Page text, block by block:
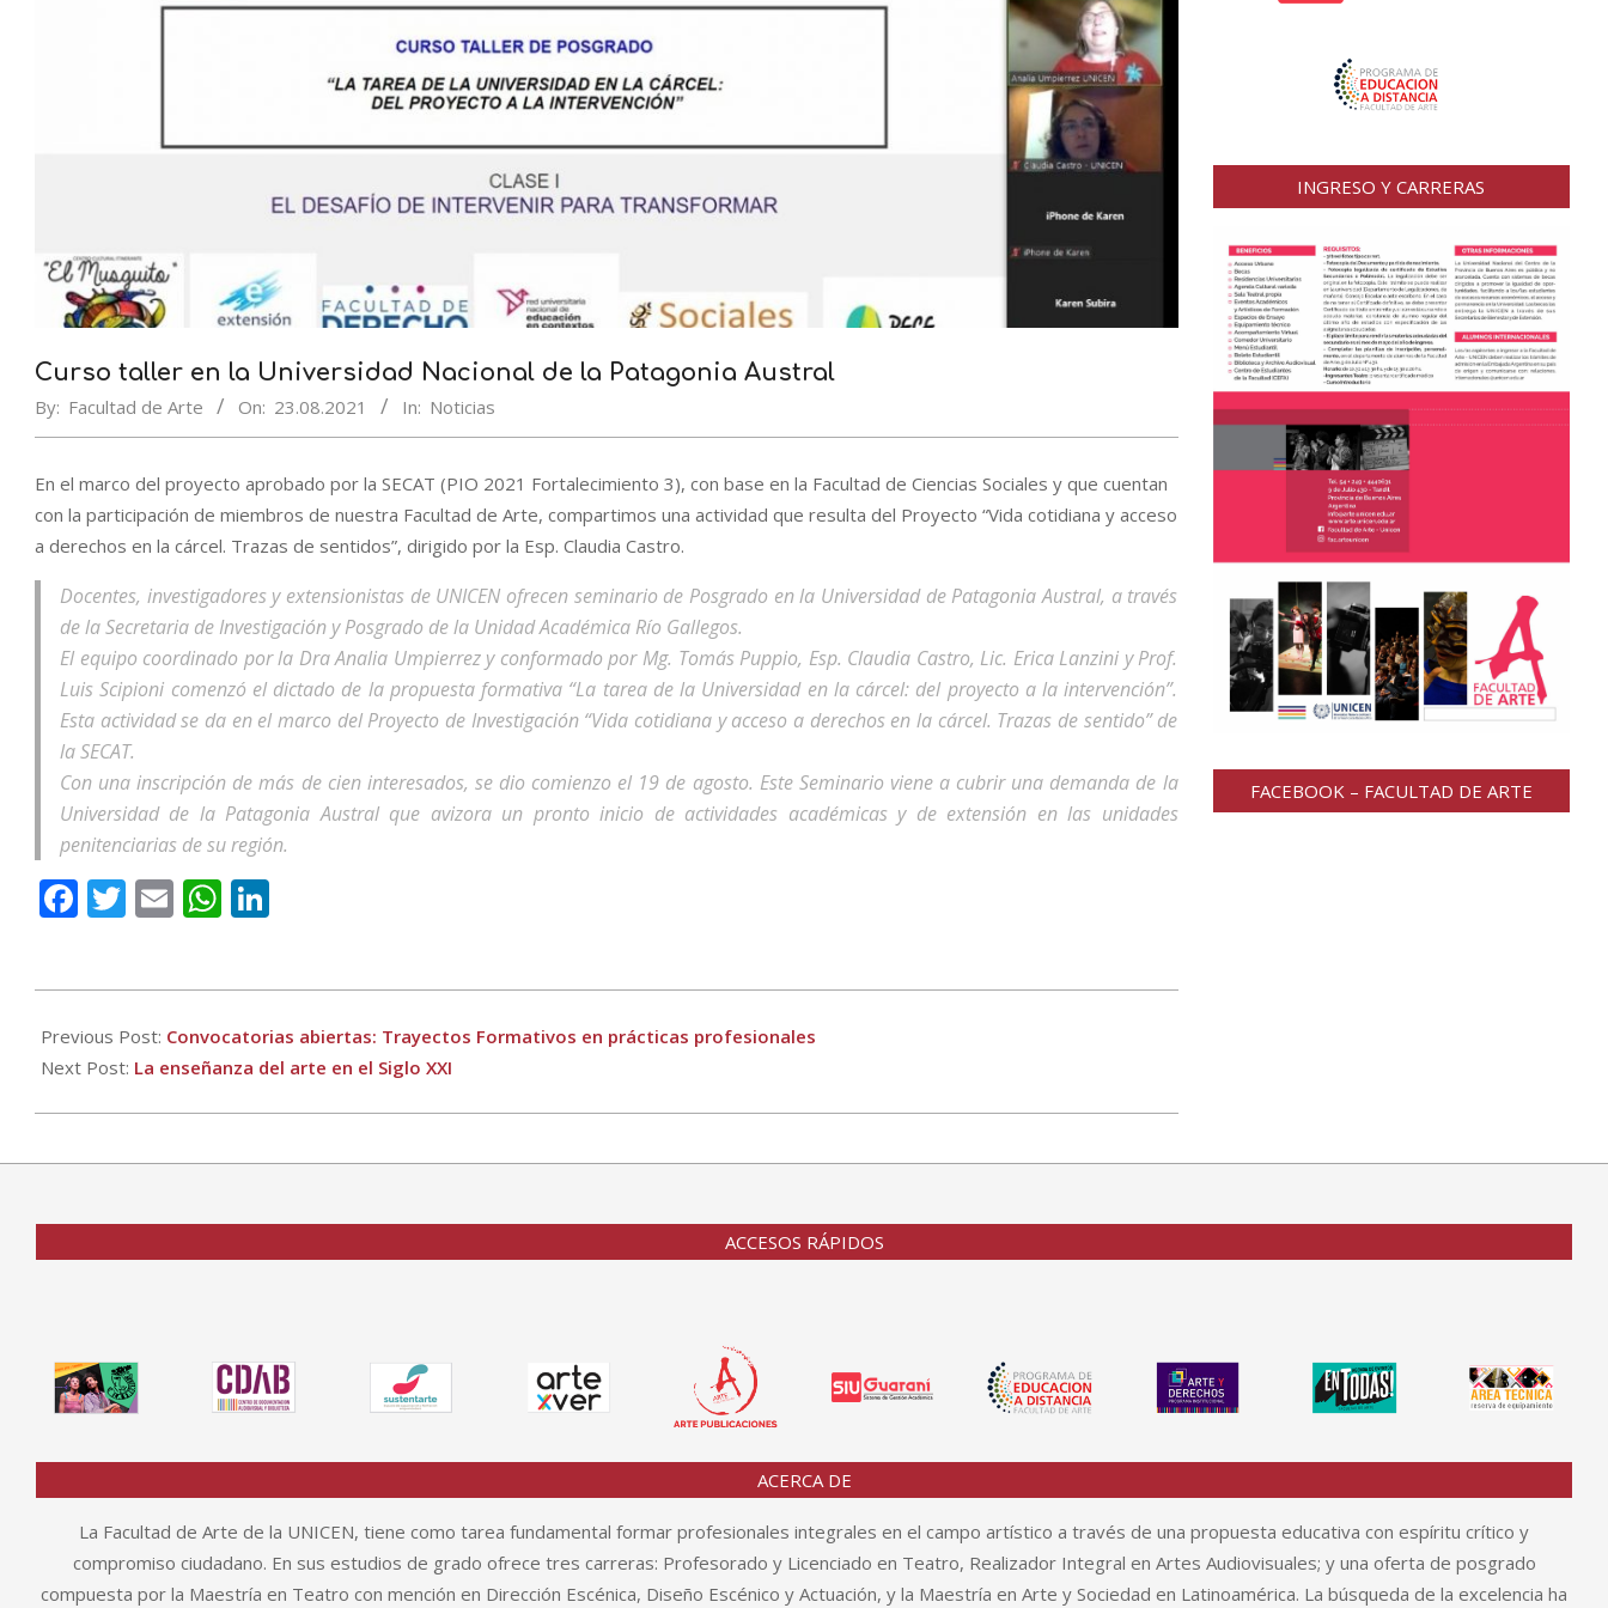
Curso taller en la Universidad Nacional de la Patagonia Austral
By: Facultad de Arte On: 23.08.2021 In: Noticias
En el marco del proyecto aprobado por la SECAT (PIO 2021 Fortalecimiento 3), con base en la Facultad de Ciencias Sociales y que cuentan
con la participación de miembros de nuestra Facultad de Arte, compartimos una actividad que resulta del Proyecto “Vida cotidiana y acceso
a derechos en la cárcel. Trazas de sentidos”, dirigido por la Esp. Claudia Castro.
Docentes, investigadores y extensionistas de UNICEN ofrecen seminario de Posgrado en la Universidad de Patagonia Austral, a través
de la Secretaria de Investigación y Posgrado de la Unidad Académica Río Gallegos.
El equipo coordinado por la Dra Analia Umpierrez y conformado por Mg. Tomás Puppio, Esp. Claudia Castro, Lic. Erica Lanzini y Prof.
Luis Scipioni comenzó el dictado de la propuesta formativa “La tarea de la Universidad en la cárcel: del proyecto a la intervención”.
Esta actividad se da en el marco del Proyecto de Investigación “Vida cotidiana y acceso a derechos en la cárcel. Trazas de sentido” de
la SECAT.
Con una inscripción de más de cien interesados, se dio comienzo el 19 de agosto. Este Seminario viene a cubrir una demanda de la
Universidad de la Patagonia Austral que avizora un pronto inicio de actividades académicas y de extensión en las unidades
penitenciarias de su región.
Facebook
Twitter
EmailWhatsApp
08-
23
Previous Post: Convocatorias abiertas: Trayectos Formativos en prácticas profesionales
Next Post: La enseñanza del arte en el Siglo XXI
INGRESO Y CARRERAS
FACEBOOK – FACULTAD DE ARTE
ACCESOS RÁPIDOS
ACERCA DE
La Facultad de Arte de la UNICEN, tiene como tarea fundamental formar profesionales integrales en el campo artístico a través de una propuesta educativa con espíritu crítico y
compromiso ciudadano. En sus estudios de grado ofrece tres carreras: Profesorado y Licenciado en Teatro, Realizador Integral en Artes Audiovisuales; y una oferta de posgrado
compuesta por la Maestría en Teatro con mención en Dirección Escénica, Diseño Escénico y Actuación, y la Maestría en Arte y Sociedad en Latinoamérica. La búsqueda de la excelencia ha